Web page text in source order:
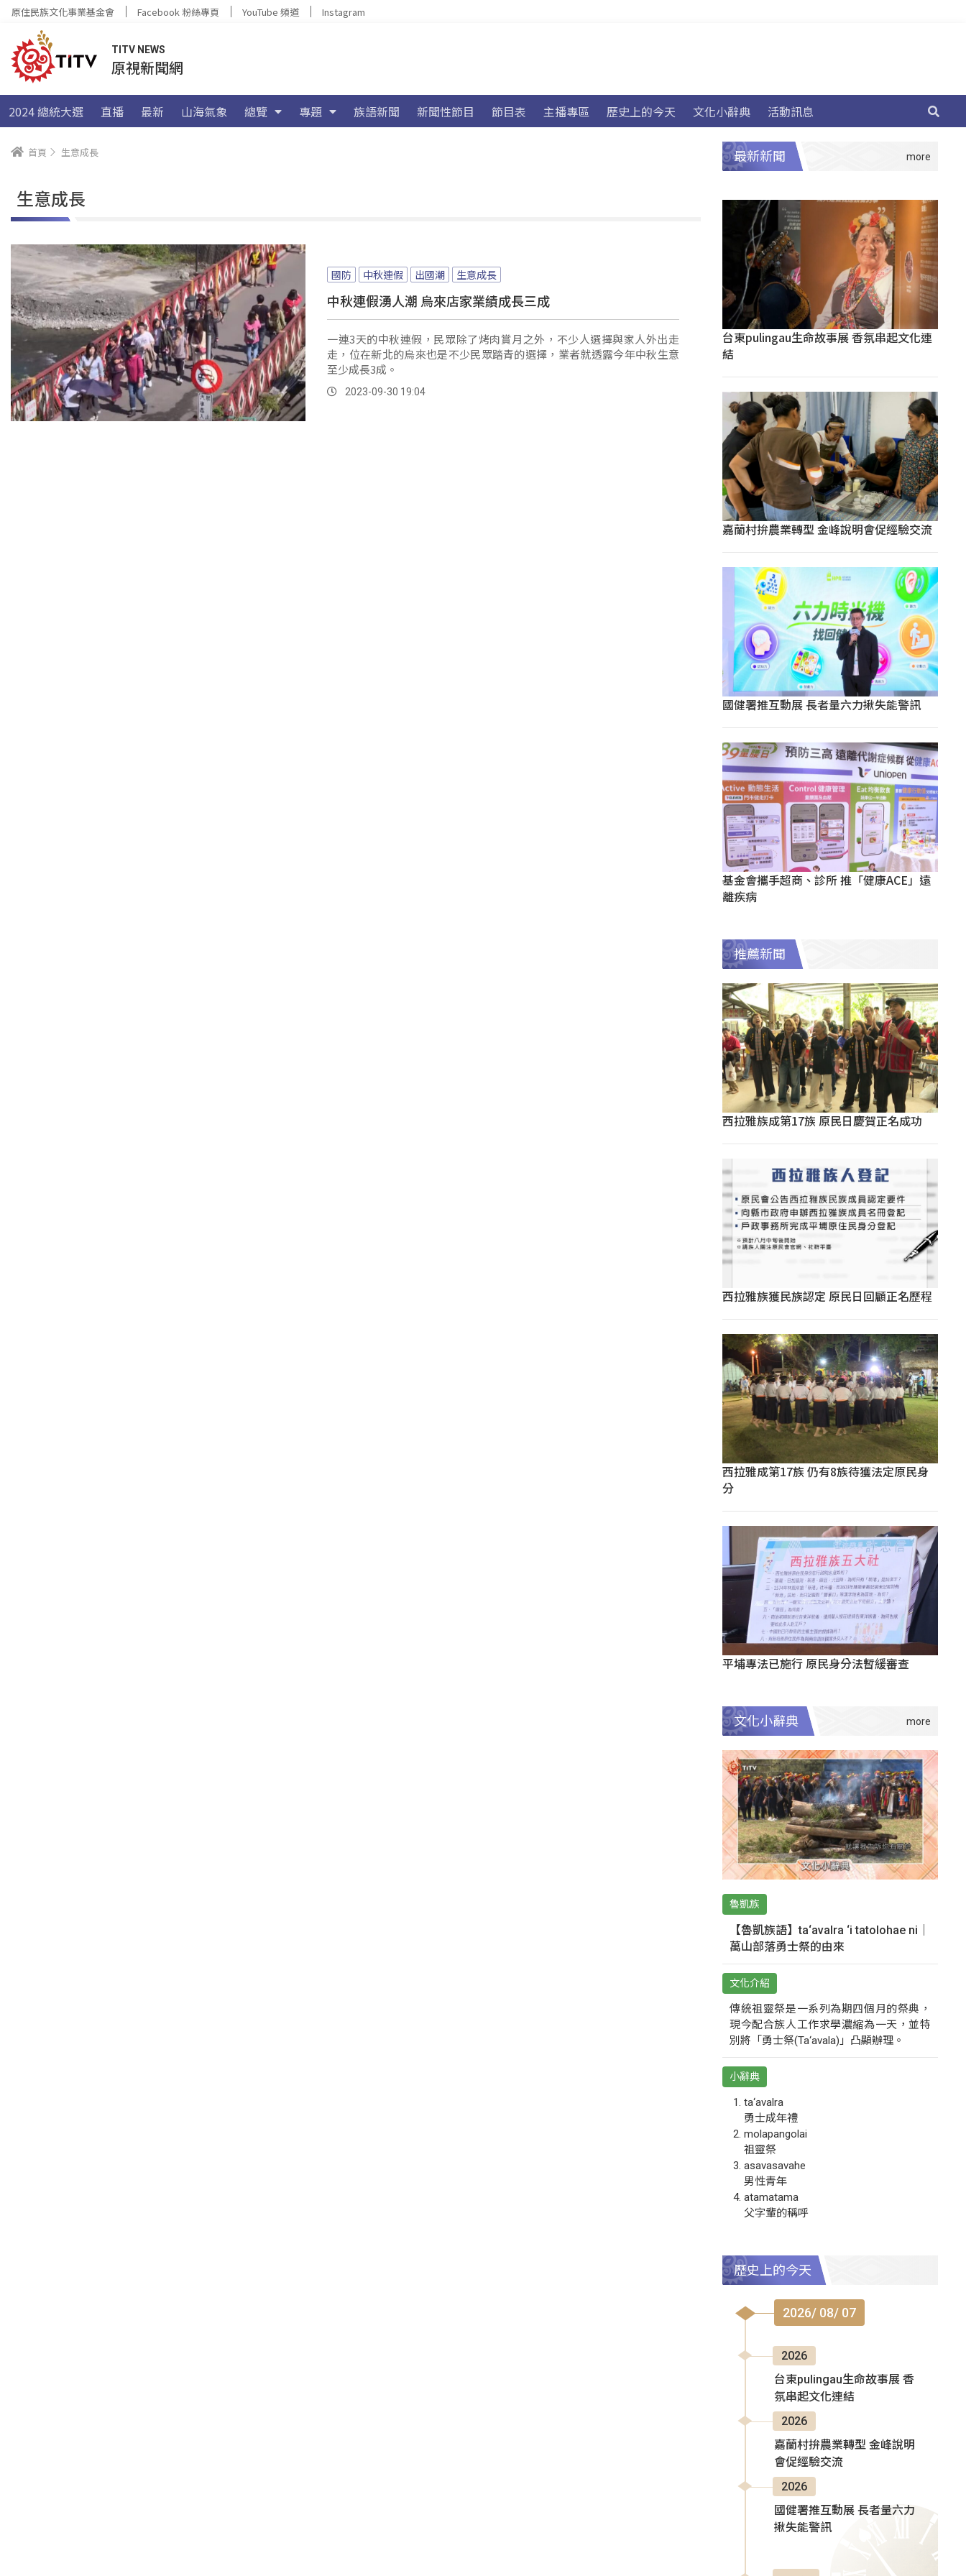
原住民族文化事業基金會 Facebook 粉絲專頁 YouTube 頻道 Instagram
TITV NEWS
原視新聞網
2024 總統大選 直播 最新 山海氣象 總覽 專題 族語新聞 新聞性節目 節目表 主播專區 歷史上的今天 文化小辭典 活動訊息
首頁 生意成長
生意成長
國防 中秋連假 出國潮 生意成長
中秋連假湧人潮 烏來店家業績成長三成
一連3天的中秋連假，民眾除了烤肉賞月之外，不少人選擇與家人外出走
走，位在新北的烏來也是不少民眾踏青的選擇，業者就透露今年中秋生意
至少成長3成。
2023-09-30 19:04
最新新聞
台東pulingau生命故事展 香氛串起文化連
結
嘉蘭村拚農業轉型 金峰說明會促經驗交流
國健署推互動展 長者量六力揪失能警訊
基金會攜手超商、診所 推「健康ACE」遠
離疾病
推薦新聞
西拉雅族成第17族 原民日慶賀正名成功
西拉雅族獲民族認定 原民日回顧正名歷程
西拉雅成第17族 仍有8族待獲法定原民身
分
平埔專法已施行 原民身分法暫緩審查
文化小辭典
魯凱族
【魯凱族語】ta‘avalra ‘i tatolohae ni｜
萬山部落勇士祭的由來
文化介紹
傳統祖靈祭是一系列為期四個月的祭典，
現今配合族人工作求學濃縮為一天，並特
別將「勇士祭(Ta‘avala)」凸顯辦理。
小辭典
ta‘avalra
勇士成年禮
molapangolai
祖靈祭
asavasavahe
男性青年
atamatama
父字輩的稱呼
歷史上的今天
2026/ 08/ 07
2026
台東pulingau生命故事展 香
氛串起文化連結
2026
嘉蘭村拚農業轉型 金峰說明
會促經驗交流
2026
國健署推互動展 長者量六力
揪失能警訊